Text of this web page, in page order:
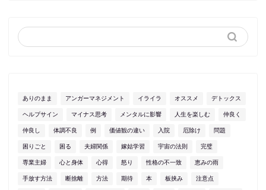
ありのまま アンガーマネジメント イライラ オススメ デトックス
ヘルプサイン マイナス思考 メンタルに影響 人生を楽しむ 仲良く
仲良し 体調不良 例 価値観の違い 入院 厄除け 問題
困りごと 困る 夫婦関係 嫁姑学習 宇宙の法則 完璧
専業主婦 心と身体 心得 怒り 性格の不一致 恵みの雨
手放す方法 断捨離 方法 期待 本 板挟み 注意点